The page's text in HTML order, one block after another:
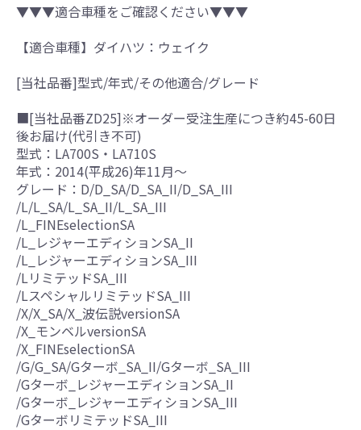
▼▼▼適合車種をご確認ください▼▼▼
【適合車種】ダイハツ：ウェイク
[当社品番]型式/年式/その他適合/グレード
■[当社品番ZD25]※オーダー受注生産につき約45-60日
後お届け(代引き不可)
型式：LA700S・LA710S
年式：2014(平成26)年11月～
グレード：D/D_SA/D_SA_II/D_SA_III
/L/L_SA/L_SA_II/L_SA_III
/L_FINEselectionSA
/L_レジャーエディションSA_II
/L_レジャーエディションSA_III
/LリミテッドSA_III
/LスペシャルリミテッドSA_III
/X/X_SA/X_波伝説versionSA
/X_モンベルversionSA
/X_FINEselectionSA
/G/G_SA/Gターボ_SA_II/Gターボ_SA_III
/Gターボ_レジャーエディションSA_II
/Gターボ_レジャーエディションSA_III
/GターボリミテッドSA_III